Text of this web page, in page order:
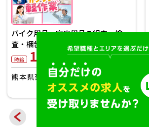
組立・加工・食品製造など／オンラ
イン登録
時給 1,350 円～
大分県中津市 今津(大分)駅